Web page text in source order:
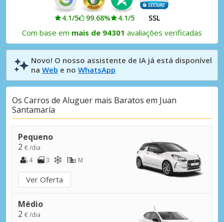
4.1/5 99.68% 4.1/5 SSL
Com base em mais de 94301 avaliações verificadas
Novo! O nosso assistente de IA já está disponível
na Web e no WhatsApp
Os Carros de Aluguer mais Baratos em Juan
Santamaría
Pequeno
2 € /dia
4
3 M
Ver Oferta
Médio
2 € /dia